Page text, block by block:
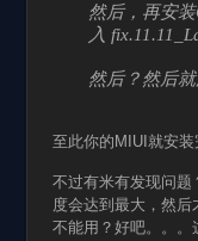
然后，再安装
入
然后？然后就
至此你的MIUI就安装
不过有米有发现问题
度会达到最大，然
不能用？好吧。。。